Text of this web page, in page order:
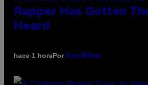
Rapper Has Gotten
Heard
hace 1 horaPor Dan Milam